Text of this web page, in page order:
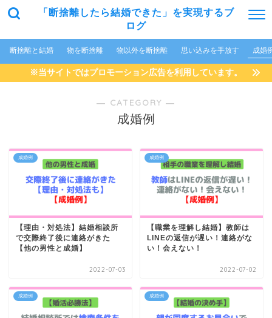
「断捨離したら結婚できた」を実現するブ
ログ
断捨離と結婚 物を断捨離 物以外を断捨離 思い込みを手放す 成婚
※当サイトではプロモーション広告を利用しています。
― CATEGORY ―
成婚例
成婚例
【理由・対処法】結婚相談所
で交際終了後に連絡がきた
【他の男性と成婚】
2022-07-03
成婚例
【職業を理解し結婚】教師は
LINEの返信が遅い！連絡がな
い！会えない！
2022-07-02
成婚例 成婚例